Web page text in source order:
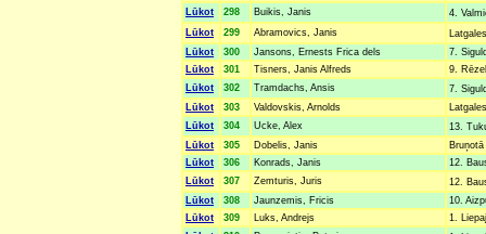
Lūkot
298 Buikis, Janis
4.
Lūkot
299 Abramovics, Janis
Lūkot
300 Jansons, Ernests Frica dels
7.
Lūkot
301 Tisners, Janis Alfreds
9.
Lūkot
302 Tramdachs, Ansis
7.
Lūkot
303 Valdovskis, Arnolds
Lūkot
304 Ucke, Alex
13.
Lūkot
305 Dobelis, Janis
Lūkot
306 Konrads, Janis
12.
Lūkot
307 Zemturis, Juris
12.
Lūkot
308 Jaunzemis, Fricis
10.
Lūkot
309 Luks, Andrejs
1.